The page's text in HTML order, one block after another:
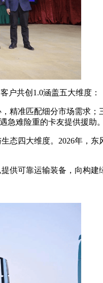
共创1.0涵盖五大维度：
准匹配细分市场需求；
急难险重的卡友提供援助。
四大维度。2026年，东
可靠运输装备，向构建